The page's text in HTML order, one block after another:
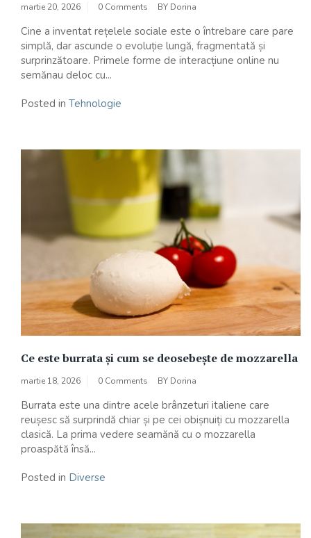
martie 20, 2026 0 Comments BY Dorina
Cine a inventat rețelele sociale este o întrebare care pare
simplă, dar ascunde o evoluție lungă, fragmentată și
surprinzătoare. Primele forme de interacțiune online nu
semănau deloc cu...
Posted in Tehnologie
Ce este burrata și cum se deosebește de mozzarella
martie 18, 2026 0 Comments BY Dorina
Burrata este una dintre acele brânzeturi italiene care
reușesc să surprindă chiar și pe cei obișnuiți cu mozzarella
clasică. La prima vedere seamănă cu o mozzarella
proaspătă însă...
Posted in Diverse